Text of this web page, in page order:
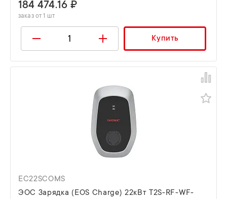
184 474.16 ₽
заказ от 1 шт
Купить
EC22SCOMS
ЭОС Зарядка (EOS Charge) 22кВт T2S-RF-WF-